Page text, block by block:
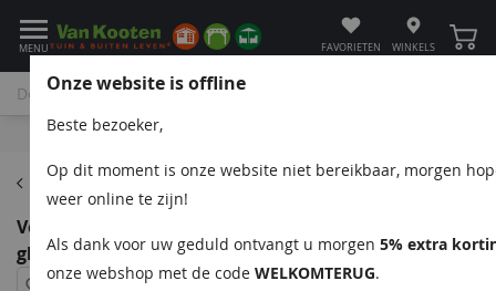
MENU FAVORIETEN WINKELS
Bel App
Verasol Greenline veranda's
Verasol Greenline aluminium veranda 700x330 cm
glasdak
Onze website is offline
Beste bezoeker,
Op dit moment is onze website niet bereikbaar, morgen
weer online te zijn!
Als dank voor uw geduld ontvangt u morgen5% extra
onze webshop met de codeWELKOMTERUG.